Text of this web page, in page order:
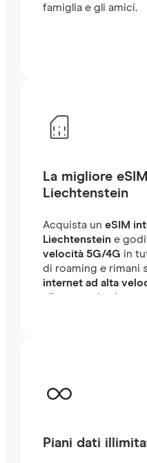
famiglia e gli amici.
La migliore
Liechtenstein
Acquista un eSIM
Liechtensteine
velocità 5G/4G in
di roaming e rimani
internet ad alta
all'estero, sia che tu
Piani dati